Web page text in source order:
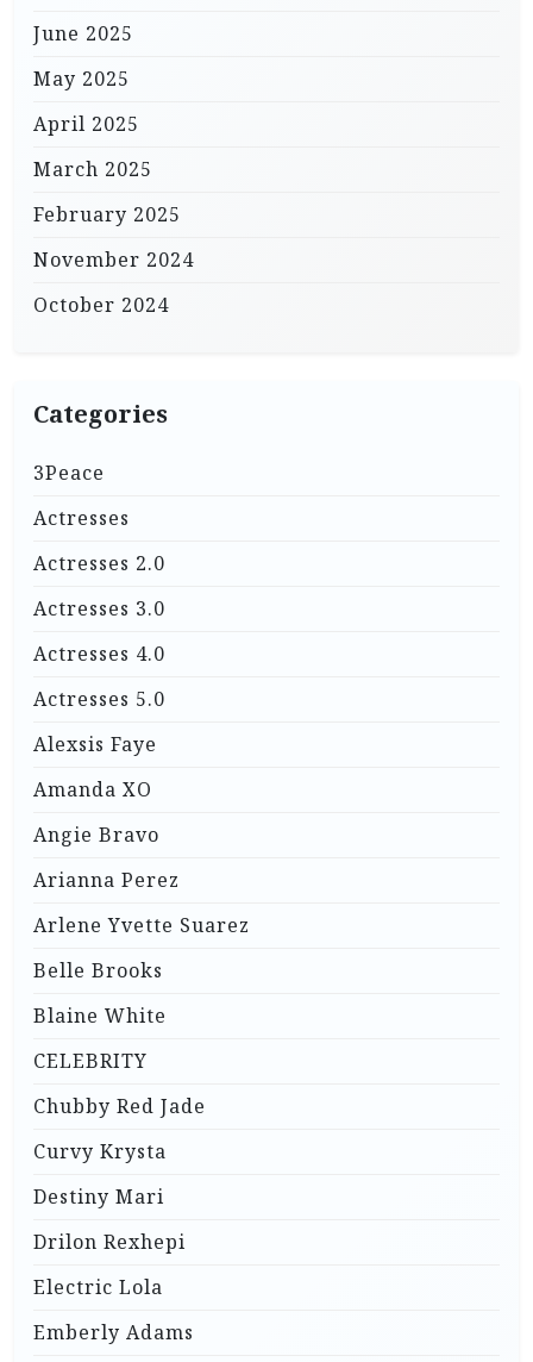
June 2025
May 2025
April 2025
March 2025
February 2025
November 2024
October 2024
Categories
3Peace
Actresses
Actresses 2.0
Actresses 3.0
Actresses 4.0
Actresses 5.0
Alexsis Faye
Amanda XO
Angie Bravo
Arianna Perez
Arlene Yvette Suarez
Belle Brooks
Blaine White
CELEBRITY
Chubby Red Jade
Curvy Krysta
Destiny Mari
Drilon Rexhepi
Electric Lola
Emberly Adams